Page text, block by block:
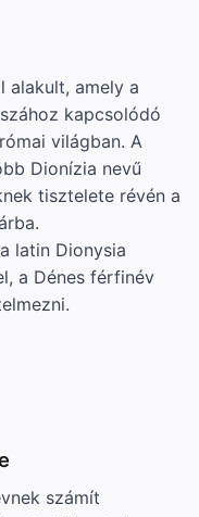
alakult, amely a
kapcsolódó
világban. A
Dionízia nevű
tisztelete révén a
latin Dionysia
a Dénes férfinév
számít